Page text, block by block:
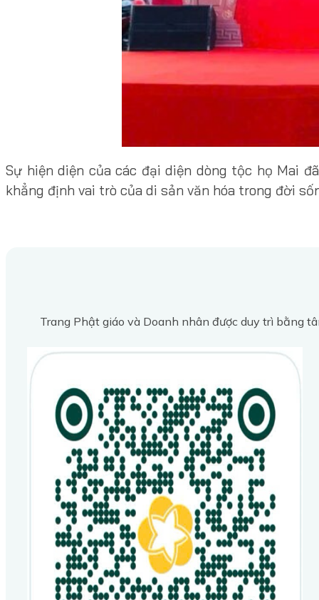
Sự hiện diện của các đại diện dòng tộc họ Mai
khẳng định vai trò của di sản văn hóa trong đời
Trang Phật giáo và Doanh nhân được duy trì bằng